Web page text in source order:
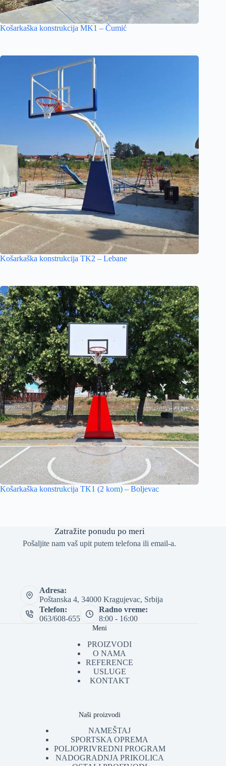
Košarkaška konstrukcija MK1 – Čumić
Košarkaška konstrukcija TK2 – Lebane
Košarkaška konstrukcija TK1 (2 kom) – Boljevac
Zatražite ponudu po meri
Pošaljite nam vaš upit putem telefona ili email-a.
Adresa:
Poštanska 4, 34000 Kragujevac, Srbija
Telefon:
063/608-655
Radno vreme:
8:00 - 16:00
Meni
PROIZVODI
O NAMA
REFERENCE
USLUGE
KONTAKT
Naši proizvodi
NAMEŠTAJ
SPORTSKA OPREMA
POLJOPRIVREDNI PROGRAM
NADOGRADNJA PRIKOLICA